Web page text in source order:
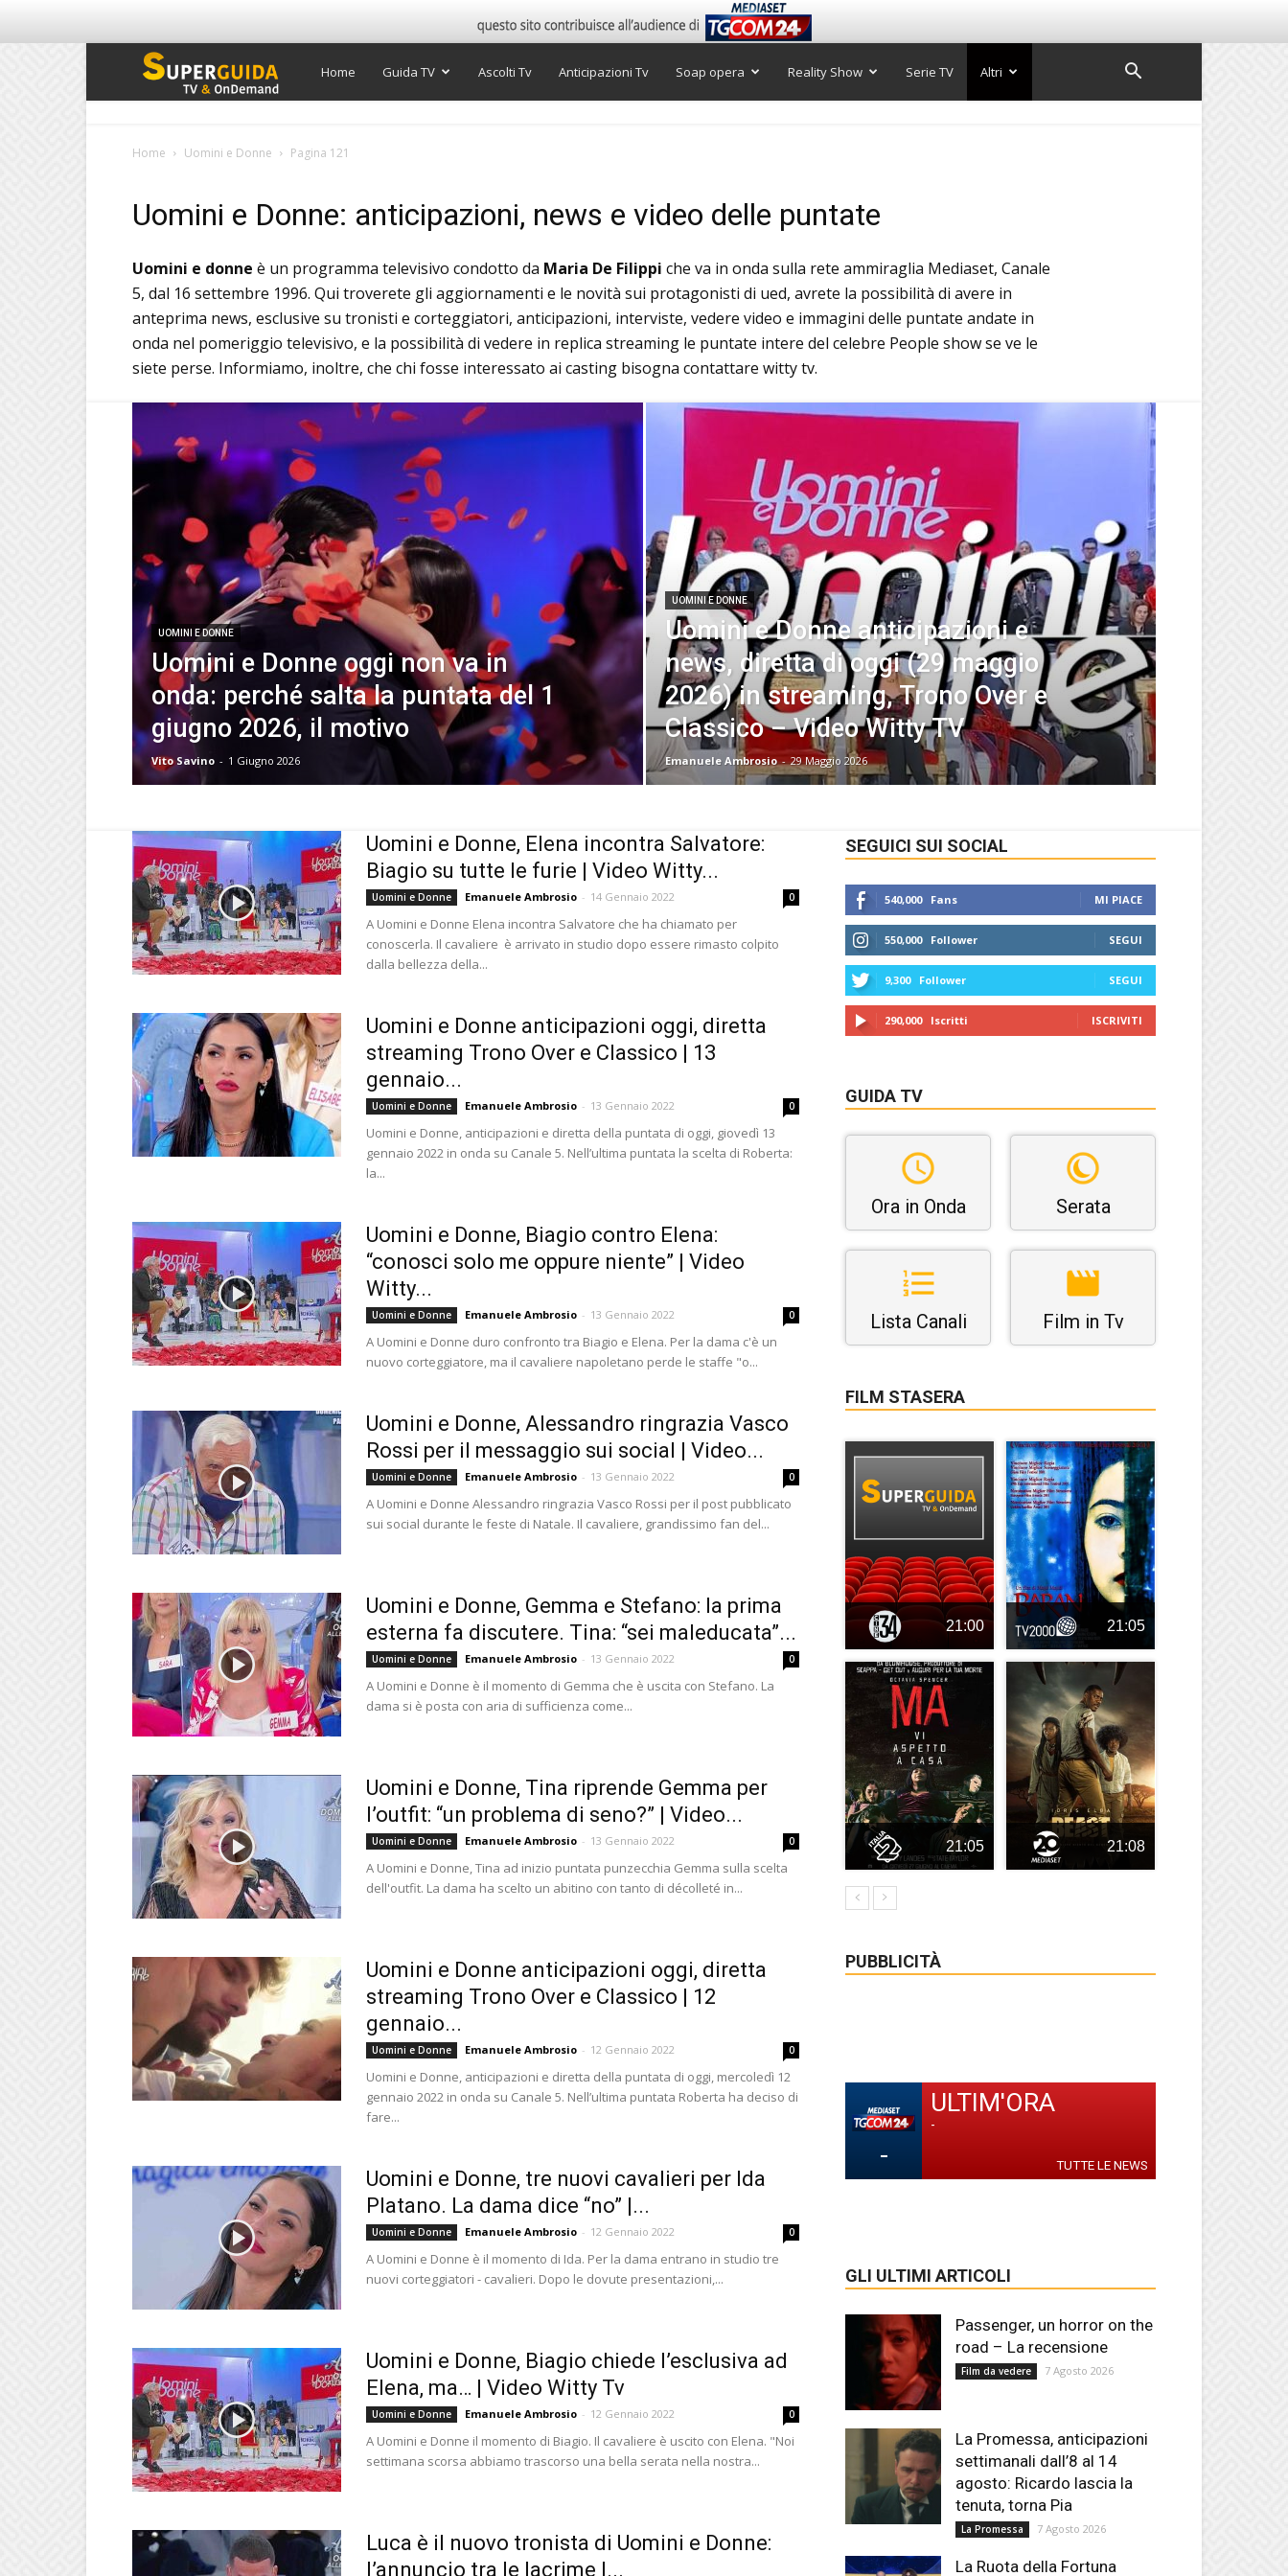
Super
Home Guida TV Ascolti Tv Anticipazioni Tv Soap opera Reality Show Serie TV Altri
Home Uomini e Donne Pagina 121
Uomini e Donne: anticipazioni, news e video delle puntate
Uomini e donne è un programma televisivo condotto da Maria De Filippi che va in onda sulla rete ammiraglia Mediaset, Canale
5, dal 16 settembre 1996. Qui troverete gli aggiornamenti e le novità sui protagonisti di ued, avrete la possibilità di avere in
anteprima news, esclusive su tronisti e corteggiatori, anticipazioni, interviste, vedere video e immagini delle puntate andate in
onda nel pomeriggio televisivo, e la possibilità di vedere in replica streaming le puntate intere del celebre People show se ve le
siete perse. Informiamo, inoltre, che chi fosse interessato ai casting bisogna contattare witty tv.
UOMINI E DONNE
Uomini e Donne oggi non va in
onda: perché salta la puntata del 1
giugno 2026, il motivo
Vito Savino - 1 Giugno 2026
UOMINI E DONNE
Uomini e Donne anticipazioni e
news, diretta di oggi (29 maggio
2026) in streaming, Trono Over e
Classico – Video Witty TV
Emanuele Ambrosio - 29 Maggio 2026
Uomini e Donne, Elena incontra Salvatore:
Biagio su tutte le furie | Video Witty...
Uomini e Donne Emanuele Ambrosio - 14 Gennaio 2022 0
A Uomini e Donne Elena incontra Salvatore che ha chiamato per
conoscerla. Il cavaliere è arrivato in studio dopo essere rimasto colpito
dalla bellezza della...
Uomini e Donne anticipazioni oggi, diretta
streaming Trono Over e Classico | 13
gennaio...
Uomini e Donne Emanuele Ambrosio - 13 Gennaio 2022 0
Uomini e Donne, anticipazioni e diretta della puntata di oggi, giovedì 13
gennaio 2022 in onda su Canale 5. Nell’ultima puntata la scelta di Roberta:
la...
Uomini e Donne, Biagio contro Elena:
“conosci solo me oppure niente” | Video
Witty...
Uomini e Donne Emanuele Ambrosio - 13 Gennaio 2022 0
A Uomini e Donne duro confronto tra Biagio e Elena. Per la dama c'è un
nuovo corteggiatore, ma il cavaliere napoletano perde le staffe "o...
Uomini e Donne, Alessandro ringrazia Vasco
Rossi per il messaggio sui social | Video...
Uomini e Donne Emanuele Ambrosio - 13 Gennaio 2022 0
A Uomini e Donne Alessandro ringrazia Vasco Rossi per il post pubblicato
sui social durante le feste di Natale. Il cavaliere, grandissimo fan del...
Uomini e Donne, Gemma e Stefano: la prima
esterna fa discutere. Tina: “sei maleducata”...
Uomini e Donne Emanuele Ambrosio - 13 Gennaio 2022 0
A Uomini e Donne è il momento di Gemma che è uscita con Stefano. La
dama si è posta con aria di sufficienza come...
Uomini e Donne, Tina riprende Gemma per
l’outfit: “un problema di seno?” | Video...
Uomini e Donne Emanuele Ambrosio - 13 Gennaio 2022 0
A Uomini e Donne, Tina ad inizio puntata punzecchia Gemma sulla scelta
dell'outfit. La dama ha scelto un abitino con tanto di décolleté in...
Uomini e Donne anticipazioni oggi, diretta
streaming Trono Over e Classico | 12
gennaio...
Uomini e Donne Emanuele Ambrosio - 12 Gennaio 2022 0
Uomini e Donne, anticipazioni e diretta della puntata di oggi, mercoledì 12
gennaio 2022 in onda su Canale 5. Nell’ultima puntata Roberta ha deciso di
fare...
Uomini e Donne, tre nuovi cavalieri per Ida
Platano. La dama dice “no” |...
Uomini e Donne Emanuele Ambrosio - 12 Gennaio 2022 0
A Uomini e Donne è il momento di Ida. Per la dama entrano in studio tre
nuovi corteggiatori - cavalieri. Dopo le dovute presentazioni,...
Uomini e Donne, Biagio chiede l’esclusiva ad
Elena, ma… | Video Witty Tv
Uomini e Donne Emanuele Ambrosio - 12 Gennaio 2022 0
A Uomini e Donne il momento di Biagio. Il cavaliere è uscito con Elena. "Noi
settimana scorsa abbiamo trascorso una bella serata nella nostra...
Luca è il nuovo tronista di Uomini e Donne:
l’annuncio tra le lacrime |...
SEGUICI SUI SOCIAL
540,000 Fans MI PIACE
550,000 Follower SEGUI
9,300 Follower SEGUI
290,000 Iscritti ISCRIVITI
GUIDA TV
Ora in Onda Serata
Lista Canali Film in Tv
FILM STASERA
21:00 21:05
21:05 21:08
PUBBLICITÀ
-
ULTIM'ORA
-
TUTTE LE NEWS
GLI ULTIMI ARTICOLI
Passenger, un horror on the
road – La recensione
Film da vedere 7 Agosto 2026
La Promessa, anticipazioni
settimanali dall’8 al 14
agosto: Ricardo lascia la
tenuta, torna Pia
La Promessa 7 Agosto 2026
La Ruota della Fortuna